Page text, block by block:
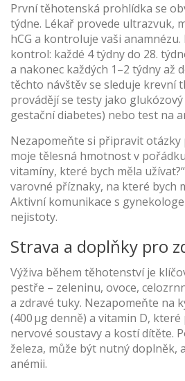
První těhotenská prohlídka se
týdne. Lékař provede ultrazvuk,
hCG a kontroluje vaši
kontrol: každé 4 týdny do 28.
a nakonec každých 1–2 týdny až
těchto návštěv se sleduje krevní
provádějí se testy jako
gestační diabetes) nebo test na
Nezapomeňte si připravit otázky
moje tělesná hmotnost v
vitamíny, které bych měla
varovné příznaky, na které bych
Aktivní komunikace s
nejistoty.
Strava a doplňky pro
Výživa během těhotenství je
pestře – zeleninu, ovoce,
a zdravé tuky. Nezapomeňte na
(400 µg denně) a vitamin D,
nervové soustavy a kostí dítěte.
železa, může být nutný doplněk,
anémii.